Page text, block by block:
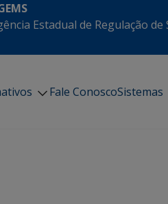
Estadual de Regulação
Fale ConoscoSistemas